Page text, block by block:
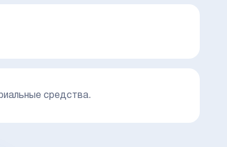
средства.